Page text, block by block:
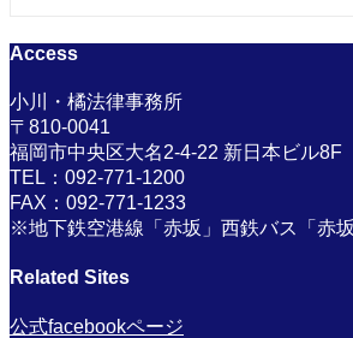
Access
小川・橘法律事務所
〒810-0041
福岡市中央区大名2-4-22 新日本ビル8F
TEL：092-771-1200
FAX：092-771-1233
※地下鉄空港線「赤坂」西鉄バス「赤
Related Sites
公式facebookページ